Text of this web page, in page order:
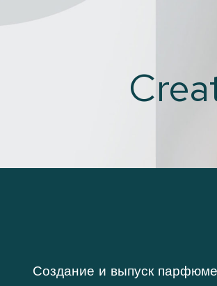
Создание и выпуск